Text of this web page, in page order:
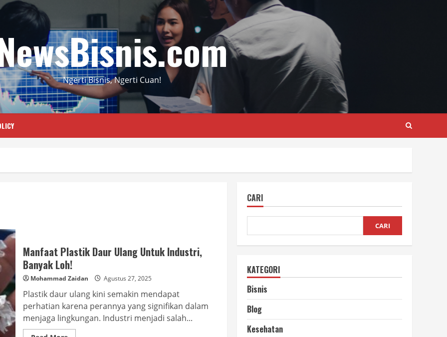
Ngerti Bisnis, Ngerti Cuan!
Manfaat Plastik Daur Ulang Untuk Industri,
Banyak Loh!
Mohammad Zaidan Agustus 27, 2025
Plastik daur ulang kini semakin mendapat
perhatian karena perannya yang signifikan dalam
menjaga lingkungan. Industri menjadi salah...
CARI
CARI
KATEGORI
Bisnis
Blog
Kesehatan